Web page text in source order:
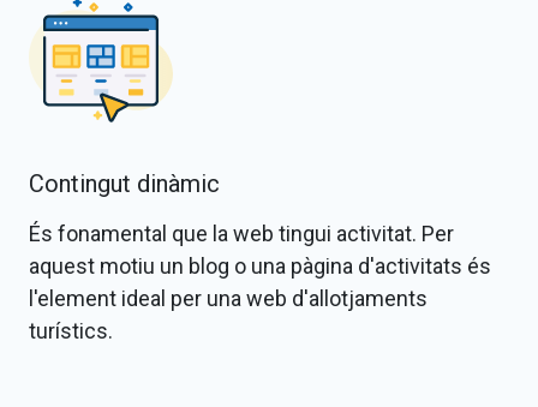
Contingut dinàmic
És fonamental que la web tingui activitat. Per
aquest motiu un blog o una pàgina d'activitats és
l'element ideal per una web d'allotjaments
turístics.